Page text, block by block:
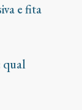
e fita
qual